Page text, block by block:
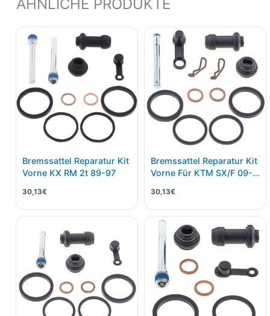
ÄHNLICHE PRODUKTE
Bremssattel Reparatur Kit
Vorne KX RM 2t 89-97
30,13€
Bremssattel Reparatur Kit
Vorne Für KTM SX/F 09-
TE/TC/FE/FC 14-
30,13€